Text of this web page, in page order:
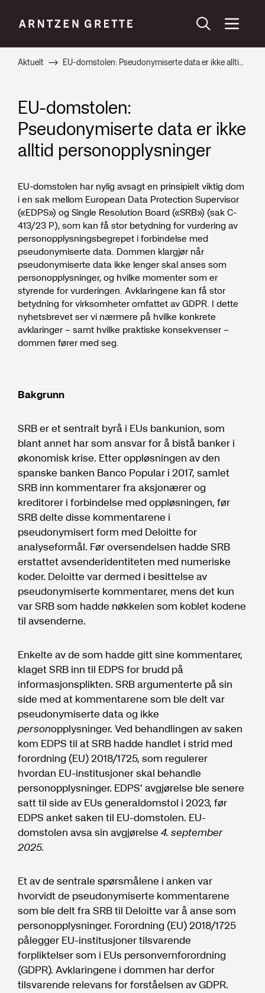
Aktuelt EU-domstolen: Pseudonymiserte data er ikke alltid personopplysninger
EU-domstolen:
Pseudonymiserte data er ikke
alltid personopplysninger
EU-domstolen har nylig avsagt en prinsipielt viktig dom
i en sak mellom European Data Protection Supervisor
(«EDPS») og Single Resolution Board («SRB») (sak C-
413/23 P), som kan få stor betydning for vurdering av
personopplysningsbegrepet i forbindelse med
pseudonymiserte data. Dommen klargjør når
pseudonymiserte data ikke lenger skal anses som
personopplysninger, og hvilke momenter som er
styrende for vurderingen. Avklaringene kan få stor
betydning for virksomheter omfattet av GDPR. I dette
nyhetsbrevet ser vi nærmere på hvilke konkrete
avklaringer – samt hvilke praktiske konsekvenser –
dommen fører med seg.
Bakgrunn
SRB er et sentralt byrå i EUs bankunion, som
blant annet har som ansvar for å bistå banker i
økonomisk krise. Etter oppløsningen av den
spanske banken Banco Popular i 2017, samlet
SRB inn kommentarer fra aksjonærer og
kreditorer i forbindelse med oppløsningen, før
SRB delte disse kommentarene i
pseudonymisert form med Deloitte for
analyseformål. Før oversendelsen hadde SRB
erstattet avsenderidentiteten med numeriske
koder. Deloitte var dermed i besittelse av
pseudonymiserte kommentarer, mens det kun
var SRB som hadde nøkkelen som koblet kodene
til avsenderne.
Enkelte av de som hadde gitt sine kommentarer,
klaget SRB inn til EDPS for brudd på
informasjonsplikten. SRB argumenterte på sin
side med at kommentarene som ble delt var
pseudonymiserte data og ikke
personopplysninger. Ved behandlingen av saken
kom EDPS til at SRB hadde handlet i strid med
forordning (EU) 2018/1725, som regulerer
hvordan EU-institusjoner skal behandle
personopplysninger. EDPS’ avgjørelse ble senere
satt til side av EUs generaldomstol i 2023, før
EDPS anket saken til EU-domstolen. EU-
domstolen avsa sin avgjørelse4. september
2025.
Et av de sentrale spørsmålene i anken var
hvorvidt de pseudonymiserte kommentarene
som ble delt fra SRB til Deloitte var å anse som
personopplysninger. Forordning (EU) 2018/1725
pålegger EU-institusjoner tilsvarende
forpliktelser som i EUs personvernforordning
(GDPR). Avklaringene i dommen har derfor
tilsvarende relevans for forståelsen av GDPR.